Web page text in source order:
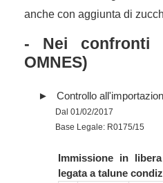
anche con aggiunta di
- Nei confronti
OMNES)
Controllo
Dal 01/02/2017
Base Legale: R0175/15
Immissione in
legata a talune